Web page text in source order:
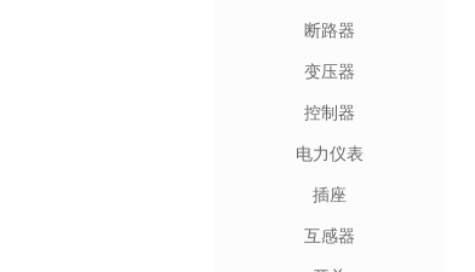
断路器
变压器
控制器
电力仪表
插座
互感器